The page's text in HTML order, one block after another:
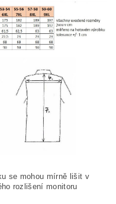
se mohou mírně lišit v
rozlišení monitoru